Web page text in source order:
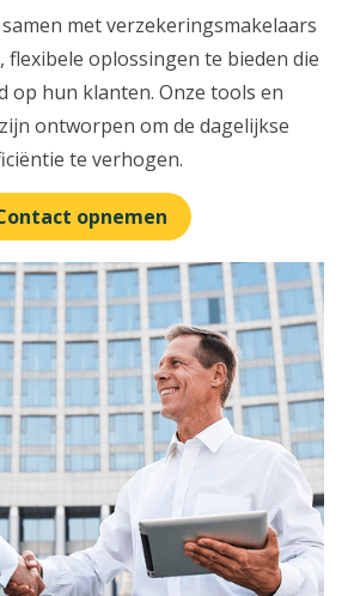
met verzekeringsmakelaars
flexibele oplossingen te bieden die
op hun klanten. Onze tools en
ontworpen om de dagelijkse
te verhogen.
opnemen